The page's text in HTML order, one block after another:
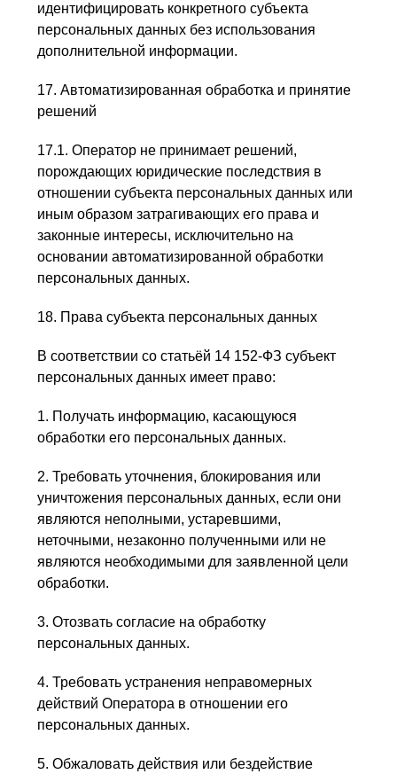
идентифицировать конкретного субъекта
персональных данных без использования
дополнительной информации.
17. Автоматизированная обработка и принятие
решений
17.1. Оператор не принимает решений,
порождающих юридические последствия в
отношении субъекта персональных данных или
иным образом затрагивающих его права и
законные интересы, исключительно на
основании автоматизированной обработки
персональных данных.
18. Права субъекта персональных данных
В соответствии со статьёй 14 152-ФЗ субъект
персональных данных имеет право:
1. Получать информацию, касающуюся
обработки его персональных данных.
2. Требовать уточнения, блокирования или
уничтожения персональных данных, если они
являются неполными, устаревшими,
неточными, незаконно полученными или не
являются необходимыми для заявленной цели
обработки.
3. Отозвать согласие на обработку
персональных данных.
4. Требовать устранения неправомерных
действий Оператора в отношении его
персональных данных.
5. Обжаловать действия или бездействие